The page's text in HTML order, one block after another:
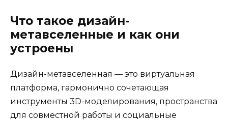
Что такое дизайн-
метавселенные и как они
устроены
Дизайн-метавселенная — это виртуальная
платформа, гармонично сочетающая
инструменты 3D-моделирования, пространства
для совместной работы и социальные